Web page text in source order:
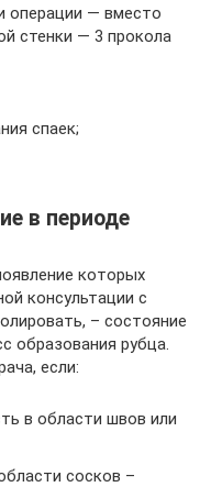
операции — вместо
стенки — 3 прокола
спаек;
в периоде
которых
консультации с
– состояние
образования рубца.
если:
в области швов или
сосков –